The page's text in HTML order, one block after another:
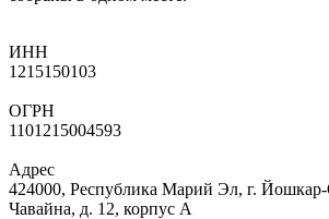
ИНН
1215150103
ОГРН
1101215004593
Адрес
424000, Республика Марий Эл, г. Йошкар-
Чавайна, д. 12, корпус А